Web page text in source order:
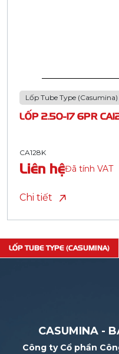
Lốp Tube Type (Casumina)
LỐP 2.50-17 6PR
CA128K
Liên hệĐã tính VAT
Chi tiết
LỐP TUBE TYPE (CASUMINA)
CASUMINA -
Công ty Cổ phần